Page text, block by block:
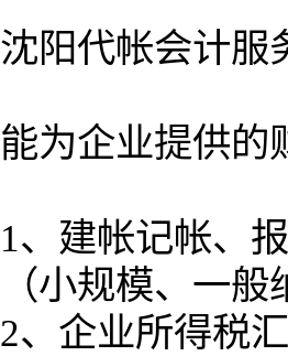
沈阳代帐会计服
能为企业提供的
1、建帐记帐、
（小规模、一
2、企业所得税